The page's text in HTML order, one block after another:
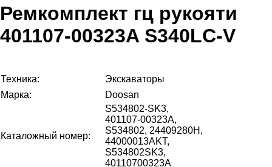
Ремкомплект гц рукояти
401107-00323A S340LC-V
Техника:
Экскаваторы
Марка:
Doosan
Каталожный номер:
S534802-SK3,
401107-00323A,
S534802, 24409280H,
44000013AKT,
S534802SK3,
40110700323A